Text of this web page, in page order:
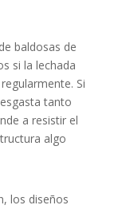
baldosas de
si la lechada
Si
tanto
a resistir el
algo
los diseños